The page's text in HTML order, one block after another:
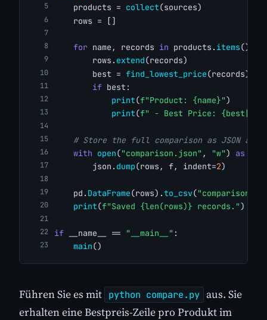
    products =
collect(sources)
    rows = []
for name, records in products. items():
        rows.
extend(records)
        best =
find_lowest_price(records)
if best:
print(f"Product: {name}")
print(f" - Best Price:
# Store the full comparison as JSON and
with open("comparison.json" , "w") as
        json.
dump(rows, f, indent=2)
    pd.
DataFrame(rows).to_csv(
print(f"Saved {len(rows)} records.")
if __name__ == "__main__" :
main()
Führen Sie es mit python compare.py aus. Sie
erhalten eine Bestpreis-Zeile pro Produkt im